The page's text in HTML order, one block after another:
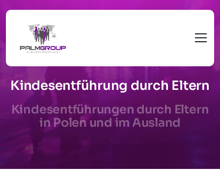
Kindesentführung durch Eltern
Kindesentführungen durch Eltern
in Polen und im Ausland